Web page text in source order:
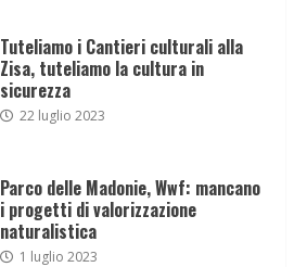
Tuteliamo i Cantieri culturali alla
Zisa, tuteliamo la cultura in
sicurezza
22 luglio 2023
Parco delle Madonie, Wwf: mancano
i progetti di valorizzazione
naturalistica
1 luglio 2023